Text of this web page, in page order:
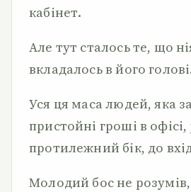
кабінет.
Але тут сталось те, що
вкладалось в його
Уся ця маса людей, яка
пристойні гроші в
протилежний бік, до
Молодий бос не